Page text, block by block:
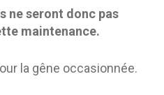
ne seront donc pas
maintenance.
la gêne occasionnée.